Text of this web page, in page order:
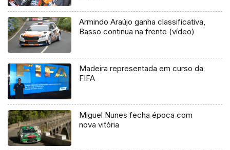
Armindo Araújo ganha classificativa,
Basso continua na frente (vídeo)
Madeira representada em curso da
FIFA
Miguel Nunes fecha época com
nova vitória